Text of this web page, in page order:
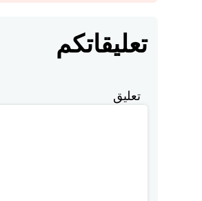
تعليقاتكم
تعليق